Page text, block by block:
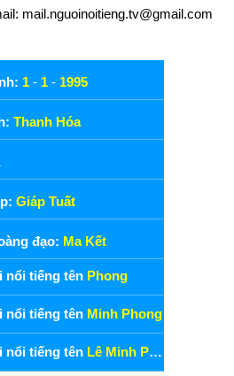
mail.nguoinoitieng.tv@gmail.com
1 - 1 - 1995
Thanh Hóa
Giáp Tuất
đạo: Ma Kết
tiếng tên Phong
tiếng tên Minh Phong
tiếng tên Lê Minh Phong